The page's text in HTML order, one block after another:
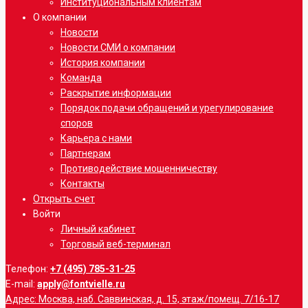
О компании
Новости
Новости СМИ о компании
История компании
Команда
Раскрытие информации
Порядок подачи обращений и урегулирование
споров
Карьера с нами
Партнерам
Противодействие мошенничеству
Контакты
Открыть счет
Войти
Личный кабинет
Торговый веб-терминал
Телефон: +7 (495) 785-31-25
E-mail: apply@fontvielle.ru
Адрес: Москва, наб. Саввинская, д. 15, этаж/помещ. 7/16-17